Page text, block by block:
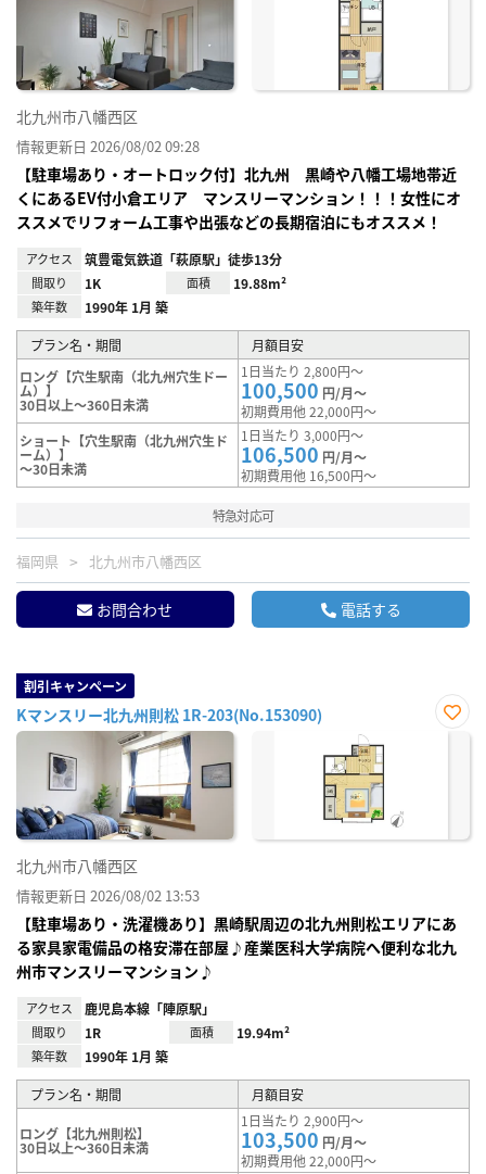
北九州市八幡西区
情報更新日 2026/08/02 09:28
【駐車場あり・オートロック付】北九州 黒崎や八幡工場地帯近
くにあるEV付小倉エリア マンスリーマンション！！！女性にオ
ススメでリフォーム工事や出張などの長期宿泊にもオススメ！
アクセス 筑豊電気鉄道「萩原駅」徒歩13分
間取り 1K 面積 19.88m²
築年数 1990年 1月 築
プラン名・期間
月額目安
ロング【穴生駅南（北九州穴生ドー
ム）】
30日以上～360日未満
1日当たり 2,800円～
100,500 円/月～
初期費用他 22,000円～
ショート【穴生駅南（北九州穴生ド
ーム）】
～30日未満
1日当たり 3,000円～
106,500 円/月～
初期費用他 16,500円～
特急対応可
福岡県 北九州市八幡西区
お問合わせ 電話する
割引キャンペーン
Kマンスリー北九州則松 1R-203(No.153090)
お気
北九州市八幡西区
情報更新日 2026/08/02 13:53
【駐車場あり・洗濯機あり】黒崎駅周辺の北九州則松エリアにあ
る家具家電備品の格安滞在部屋♪産業医科大学病院へ便利な北九
州市マンスリーマンション♪
アクセス 鹿児島本線「陣原駅」
間取り 1R 面積 19.94m²
築年数 1990年 1月 築
プラン名・期間 月額目安
ロング【北九州則松】
30日以上～360日未満
1日当たり 2,900円～
103,500 円/月～
初期費用他 22,000円～